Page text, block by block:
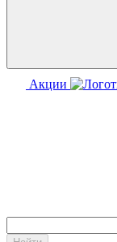
Акции